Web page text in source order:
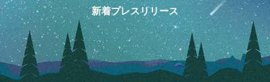
新着プレスリリース